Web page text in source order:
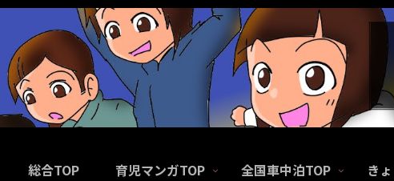
総合TOP 育児マンガTOP 全国車中泊TOP き